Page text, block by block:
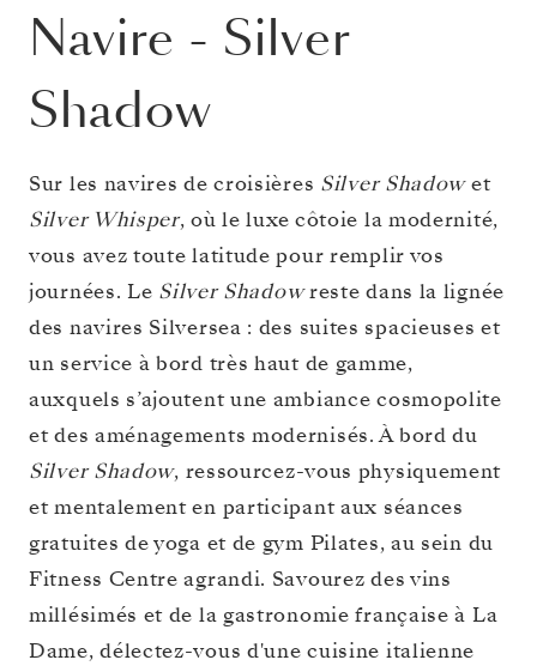
Navire - Silver
Shadow
Sur les navires de croisières Silver Shadowet
Silver Whisper, où le luxe côtoie la modernité,
vous avez toute latitude pour remplir vos
journées. Le Silver Shadowreste dans la lignée
des navires Silversea : des suites spacieuses et
un service à bord très haut de gamme,
auxquels s’ajoutent une ambiance cosmopolite
et des aménagements modernisés. À bord du
Silver Shadow, ressourcez-vous physiquement
et mentalement en participant aux séances
gratuites de yoga et de gym Pilates, au sein du
Fitness Centre agrandi. Savourez des vins
millésimés et de la gastronomie française à La
Dame, délectez-vous d'une cuisine italienne